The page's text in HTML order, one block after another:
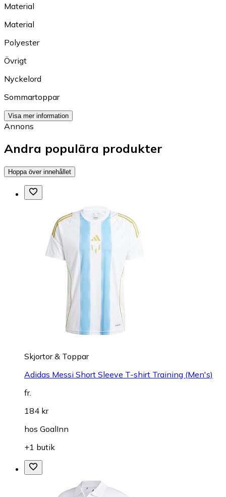
Material
Material
Polyester
Övrigt
Nyckelord
Sommartoppar
Visa mer information
Annons
Andra populära produkter
Hoppa över innehållet
Skjortor & Toppar
Adidas Messi Short Sleeve T-shirt Training (Men's)
fr.
184 kr
hos GoalInn
+1 butik